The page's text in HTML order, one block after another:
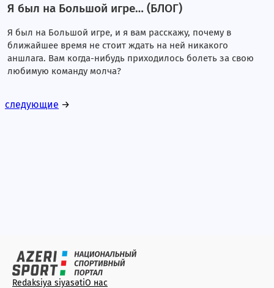
Я был на Большой игре… (БЛОГ)
Я был на Большой игре, и я вам расскажу, почему в
ближайшее время не стоит ждать на ней никакого
аншлага. Вам когда-нибудь приходилось болеть за свою
любимую команду молча?
следующие →
Redaksiya siyasətiО нас